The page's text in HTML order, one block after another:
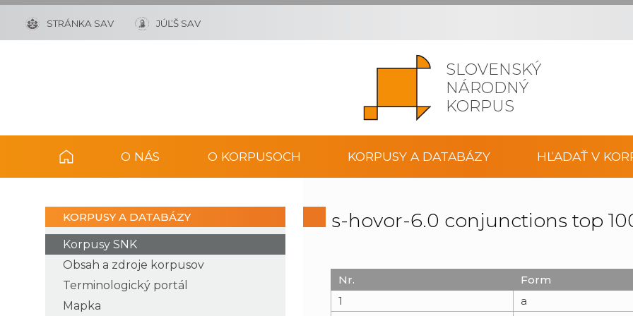
SLOVENSKÝ
NÁRODNÝ
KORPUS
STRÁNKA SAV JÚĽŠ SAV
O NÁS O KORPUSOCH KORPUSY A DATABÁZY HĽADAŤ V
KORPUSY A DATABÁZY
Korpusy SNK
Obsah a zdroje korpusov
Terminologický portál
Mapka
s-hovor-6.0 conjunctions top
Nr. Form
1
a